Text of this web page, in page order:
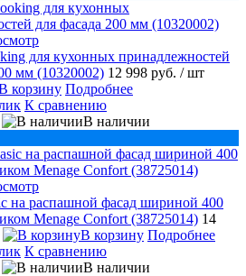
для кухонных принадлежностей
мм (10320002) 12 998 руб. / шт
корзину Подробнее
К сравнению
В наличии
на распашной фасад шириной 400
Menage Confort (38725014) 14
В корзину Подробнее
К сравнению
В наличии